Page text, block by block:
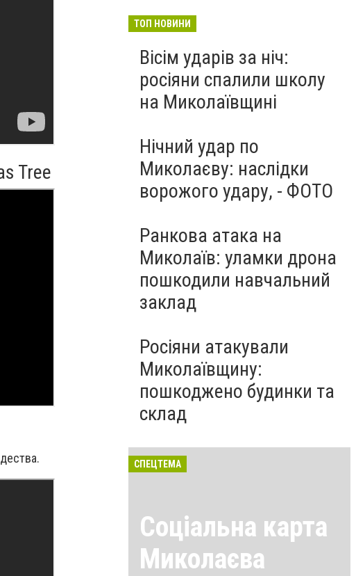
Tree
Миколаєві 2026: шукаємо
перезавантаження
ПАРТНЕРСЬКИЙ СПЕЦПРОЄКТ
ТОП НОВИНИ
Вісім ударів за ніч:
росіяни спалили школу
на Миколаївщині
Нічний удар по
Миколаєву: наслідки
ворожого удару, - ФОТО
Ранкова атака на
Миколаїв: уламки дрона
пошкодили навчальний
заклад
Росіяни атакували
Миколаївщину:
пошкоджено будинки та
склад
СПЕЦТЕМА
Соціальна карта
Миколаєва